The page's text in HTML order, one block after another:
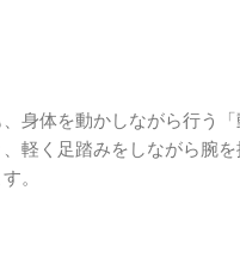
身体を動かしながら行う
軽く足踏みをしながら腕
。